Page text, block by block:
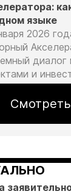
языке
2026
и